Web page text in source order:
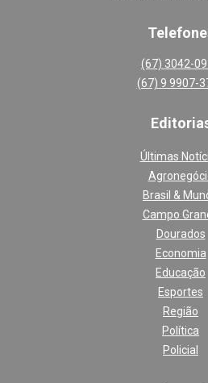
(67) 3042-
(67) 9 9907-
Editoria
Últimas
Brasil &
Campo
Dourados
Economia
Educação
Esportes
Região
Política
Policial